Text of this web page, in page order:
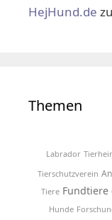
HejHund.de zu
Themen
Labrador
Tierschutzverein
Tiere Fundtiere
Hunde